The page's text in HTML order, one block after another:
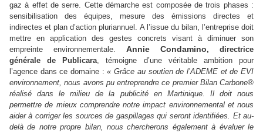
gaz à effet de serre. Cette démarche est composée de trois phases :
sensibilisation des équipes, mesure des émissions directes et
indirectes et plan d’action pluriannuel. A l’issue du bilan, l’entreprise doit
mettre en application des gestes concrets visant à diminuer son
empreinte environnementale.
Annie Condamino, directrice
générale de Publicara, témoigne d’une véritable ambition pour
l’agence dans ce domaine :« Grâce au soutien de l’ADEME et de EVI
environnement, nous avons pu entreprendre ce premier Bilan Carbone®
réalisé dans le milieu de la publicité en Martinique. Il doit nous
permettre de mieux comprendre notre impact environnemental et nous
aider à corriger les sources de gaspillages qui seront identifiées. Et au-
delà de notre propre bilan, nous chercherons également à évaluer le